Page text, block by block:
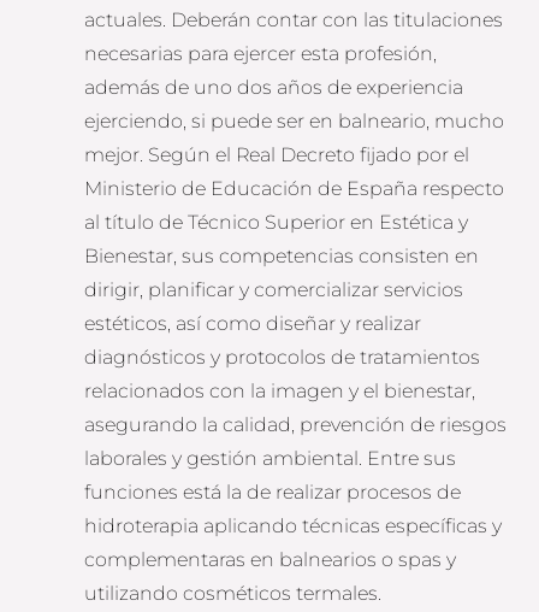
actuales. Deberán contar con las titulaciones
necesarias para ejercer esta profesión,
además de uno dos años de experiencia
ejerciendo, si puede ser en balneario, mucho
mejor. Según el Real Decreto fijado por el
Ministerio de Educación de España respecto
al título de Técnico Superior en Estética y
Bienestar, sus competencias consisten en
dirigir, planificar y comercializar servicios
estéticos, así como diseñar y realizar
diagnósticos y protocolos de tratamientos
relacionados con la imagen y el bienestar,
asegurando la calidad, prevención de riesgos
laborales y gestión ambiental. Entre sus
funciones está la de realizar procesos de
hidroterapia aplicando técnicas específicas y
complementaras en balnearios o spas y
utilizando cosméticos termales.